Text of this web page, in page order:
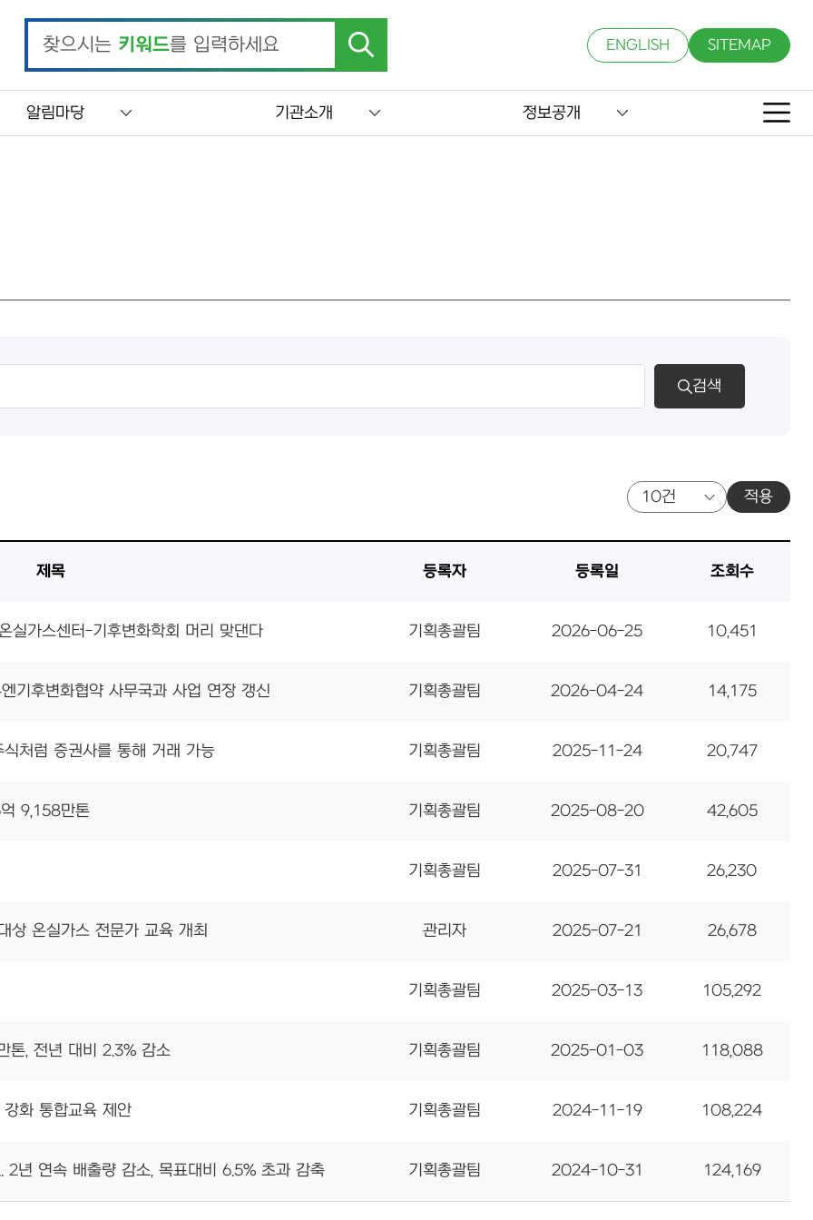
찾으시는 키워드를 입력하세요 ENGLISH SITEMAP
알림마당 기관소개 정보공개
검색
적용
제목 등록자 등록일 조회수
실가스센터-기후변화학회 머리 맞댄다 기획총괄팀 2026-06-25 10,451
기후변화협약 사무국과 사업 연장 갱신 기획총괄팀 2026-04-24 14,175
처럼 증권사를 통해 거래 가능 기획총괄팀 2025-11-24 20,747
9,158만톤 기획총괄팀 2025-08-20 42,605
기획총괄팀 2025-07-31 26,230
상 온실가스 전문가 교육 개최 관리자 2025-07-21 26,678
기획총괄팀 2025-03-13 105,292
톤, 전년 대비 2.3% 감소 기획총괄팀 2025-01-03 118,088
화 통합교육 제안 기획총괄팀 2024-11-19 108,224
2년 연속 배출량 감소, 목표대비 6.5% 초과 감축 기획총괄팀 2024-10-31 124,169